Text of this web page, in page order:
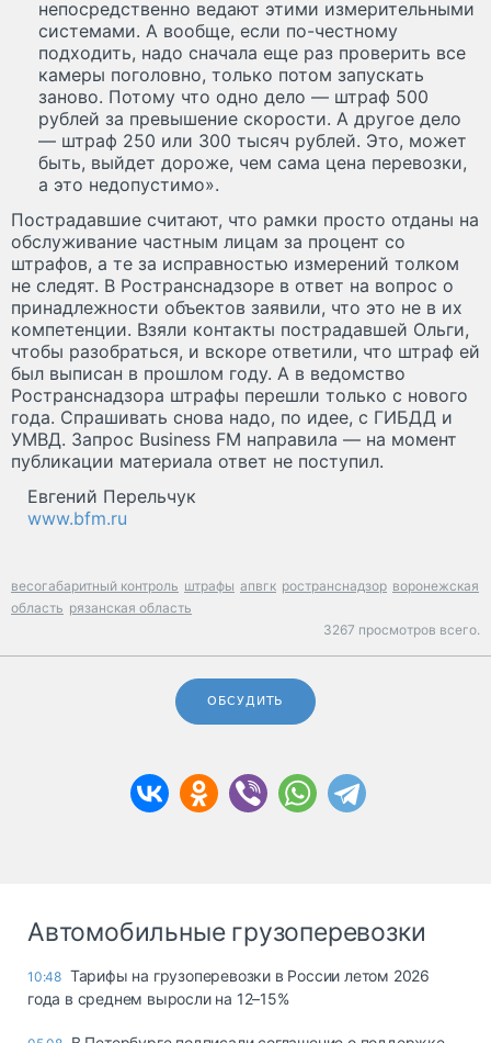
непосредственно ведают этими измерительными
системами. А вообще, если по-честному
подходить, надо сначала еще раз проверить все
камеры поголовно, только потом запускать
заново. Потому что одно дело — штраф 500
рублей за превышение скорости. А другое дело
— штраф 250 или 300 тысяч рублей. Это, может
быть, выйдет дороже, чем сама цена перевозки,
а это недопустимо».
Пострадавшие считают, что рамки просто отданы на
обслуживание частным лицам за процент со
штрафов, а те за исправностью измерений толком
не следят. В Ространснадзоре в ответ на вопрос о
принадлежности объектов заявили, что это не в их
компетенции. Взяли контакты пострадавшей Ольги,
чтобы разобраться, и вскоре ответили, что штраф ей
был выписан в прошлом году. А в ведомство
Ространснадзора штрафы перешли только с нового
года. Спрашивать снова надо, по идее, с ГИБДД и
УМВД. Запрос Business FM направила — на момент
публикации материала ответ не поступил.
Евгений Перельчук
www.bfm.ru
весогабаритный контроль штрафы апвгк ространснадзор воронежская
область рязанская область
3267 просмотров всего.
ОБСУДИТЬ
Автомобильные грузоперевозки
10:48 Тарифы на грузоперевозки в России летом 2026
года в среднем выросли на 12–15%